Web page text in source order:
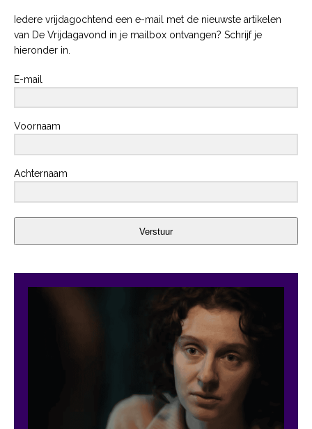
Iedere vrijdagochtend een e-mail met de nieuwste artikelen
van De Vrijdagavond in je mailbox ontvangen? Schrijf je
hieronder in.
E-mail
Voornaam
Achternaam
Verstuur